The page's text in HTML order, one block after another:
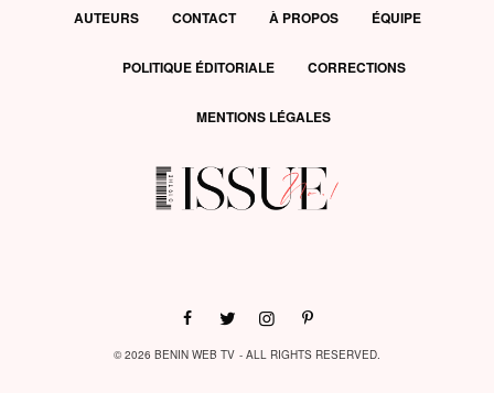
AUTEURS CONTACT À PROPOS ÉQUIPE
POLITIQUE ÉDITORIALE CORRECTIONS
MENTIONS LÉGALES
© 2026 BENIN WEB TV - ALL RIGHTS RESERVED.